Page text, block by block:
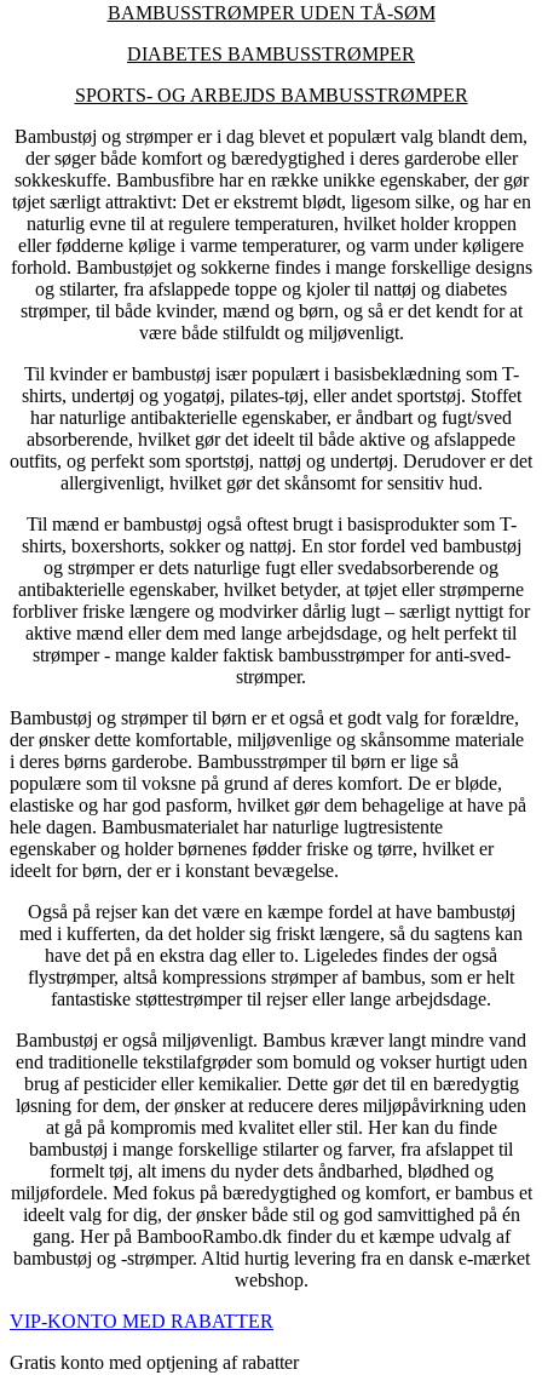
BAMBUSSTRØMPER UDEN TÅ-SØM
DIABETES BAMBUSSTRØMPER
SPORTS- OG ARBEJDS BAMBUSSTRØMPER
Bambustøj og strømper er i dag blevet et populært valg blandt dem,
der søger både komfort og bæredygtighed i deres garderobe eller
sokkeskuffe. Bambusfibre har en række unikke egenskaber, der gør
tøjet særligt attraktivt: Det er ekstremt blødt, ligesom silke, og har en
naturlig evne til at regulere temperaturen, hvilket holder kroppen
eller fødderne kølige i varme temperaturer, og varm under køligere
forhold. Bambustøjet og sokkerne findes i mange forskellige designs
og stilarter, fra afslappede toppe og kjoler til nattøj og diabetes
strømper, til både kvinder, mænd og børn, og så er det kendt for at
være både stilfuldt og miljøvenligt.
Til kvinder er bambustøj især populært i basisbeklædning som T-
shirts, undertøj og yogatøj, pilates-tøj, eller andet sportstøj. Stoffet
har naturlige antibakterielle egenskaber, er åndbart og fugt/sved
absorberende, hvilket gør det ideelt til både aktive og afslappede
outfits, og perfekt som sportstøj, nattøj og undertøj. Derudover er det
allergivenligt, hvilket gør det skånsomt for sensitiv hud.
Til mænd er bambustøj også oftest brugt i basisprodukter som T-
shirts, boxershorts, sokker og nattøj. En stor fordel ved bambustøj
og strømper er dets naturlige fugt eller svedabsorberende og
antibakterielle egenskaber, hvilket betyder, at tøjet eller strømperne
forbliver friske længere og modvirker dårlig lugt – særligt nyttigt for
aktive mænd eller dem med lange arbejdsdage, og helt perfekt til
strømper - mange kalder faktisk bambusstrømper for anti-sved-
strømper.
Bambustøj og strømper til børn er et også et godt valg for forældre,
der ønsker dette komfortable, miljøvenlige og skånsomme materiale
i deres børns garderobe. Bambusstrømper til børn er lige så
populære som til voksne på grund af deres komfort. De er bløde,
elastiske og har god pasform, hvilket gør dem behagelige at have på
hele dagen. Bambusmaterialet har naturlige lugtresistente
egenskaber og holder børnenes fødder friske og tørre, hvilket er
ideelt for børn, der er i konstant bevægelse.
Også på rejser kan det være en kæmpe fordel at have bambustøj
med i kufferten, da det holder sig friskt længere, så du sagtens kan
have det på en ekstra dag eller to. Ligeledes findes der også
flystrømper, altså kompressions strømper af bambus, som er helt
fantastiske støttestrømper til rejser eller lange arbejdsdage.
Bambustøj er også miljøvenligt. Bambus kræver langt mindre vand
end traditionelle tekstilafgrøder som bomuld og vokser hurtigt uden
brug af pesticider eller kemikalier. Dette gør det til en bæredygtig
løsning for dem, der ønsker at reducere deres miljøpåvirkning uden
at gå på kompromis med kvalitet eller stil. Her kan du finde
bambustøj i mange forskellige stilarter og farver, fra afslappet til
formelt tøj, alt imens du nyder dets åndbarhed, blødhed og
miljøfordele. Med fokus på bæredygtighed og komfort, er bambus et
ideelt valg for dig, der ønsker både stil og god samvittighed på én
gang. Her på BambooRambo.dk finder du et kæmpe udvalg af
bambustøj og -strømper. Altid hurtig levering fra en dansk e-mærket
webshop.
VIP-KONTO MED RABATTER
Gratis konto med optjening af rabatter